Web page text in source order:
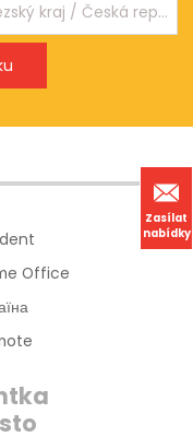
Zasílat
nabídky
Office